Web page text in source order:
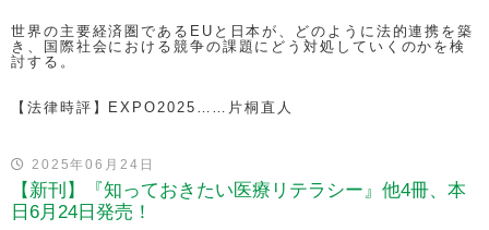
世界の主要経済圏であるEUと日本が、どのように法的連携を築
き、国際社会における競争の課題にどう対処していくのかを検
討する。
【法律時評】EXPO2025……片桐直人
2025年06月24日
【新刊】『知っておきたい医療リテラシー』他4冊、本
日6月24日発売！